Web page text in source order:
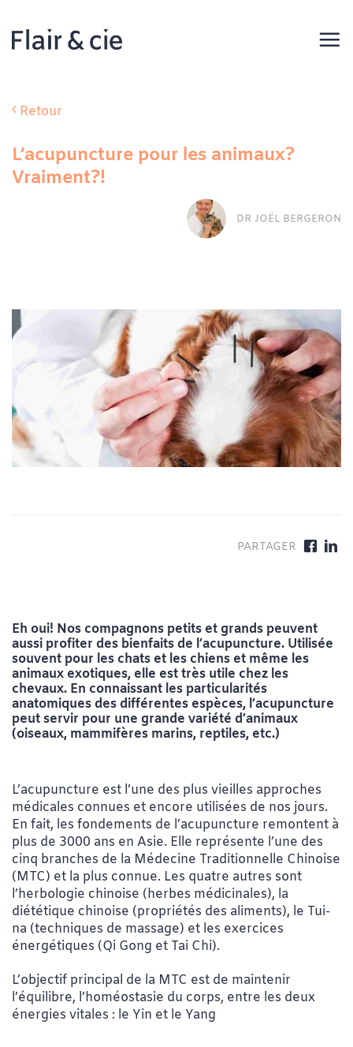
contenu
Retour
L’acupuncture pour les animaux?
Vraiment?!
DR JOËL BERGERON
Eh oui! Nos compagnons petits et grands peuvent
aussi profiter des bienfaits de l’acupuncture. Utilisée
souvent pour les chats et les chiens et même les
animaux exotiques, elle est très utile chez les
chevaux. En connaissant les particularités
anatomiques des différentes espèces, l’acupuncture
peut servir pour une grande variété d’animaux
(oiseaux, mammifères marins, reptiles, etc.)
L’acupuncture est l’une des plus vieilles approches
médicales connues et encore utilisées de nos jours.
En fait, les fondements de l’acupuncture remontent à
plus de 3000 ans en Asie. Elle représente l’une des
cinq branches de la Médecine Traditionnelle Chinoise
(MTC) et la plus connue. Les quatre autres sont
l’herbologie chinoise (herbes médicinales), la
diététique chinoise (propriétés des aliments), le Tui-
na (techniques de massage) et les exercices
énergétiques (Qi Gong et Tai Chi).
L’objectif principal de la MTC est de maintenir
l’équilibre, l’homéostasie du corps, entre les deux
énergies vitales : le Yin et le Yang